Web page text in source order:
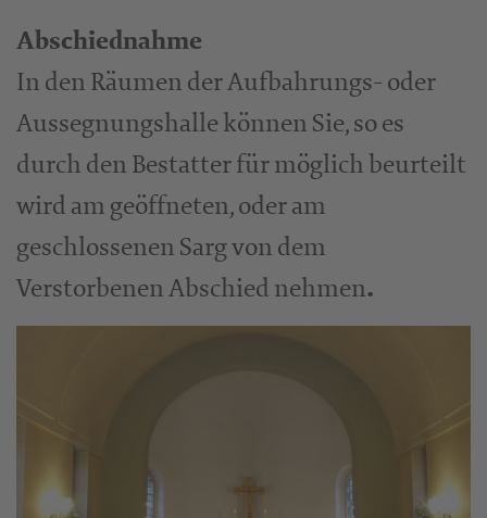
Abschiednahme
In den Räumen der Aufbahrungs- oder
Aussegnungshalle können Sie, so es
durch den Bestatter für möglich beurteilt
wird am geöffneten, oder am
geschlossenen Sarg von dem
Verstorbenen Abschied nehmen.